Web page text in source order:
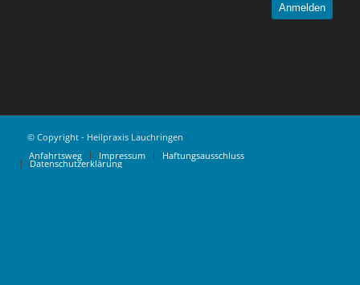
Anmelden
© Copyright - Heilpraxis Lauchringen
Anfahrtsweg
Impressum Haftungsausschluss
Datenschutzerklärung